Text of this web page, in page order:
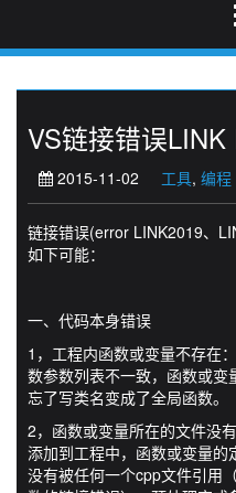
VS链接错误LINK
2015-11-02 工具, 编程
链接错误(error LINK2019、
如下可能：
一、代码本身错误
1，工程内函数或变量不存在
数参数列表不一致，函数或
忘了写类名变成了全局函数。
2，函数或变量所在的文件没
添加到工程中，函数或变量
没有被任何一个cpp文件引用